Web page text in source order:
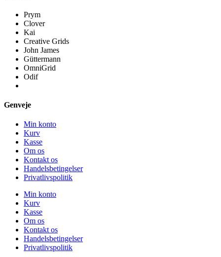
Prym
Clover
Kai
Creative Grids
John James
Güttermann
OmniGrid
Odif
Genveje
Min konto
Kurv
Kasse
Om os
Kontakt os
Handelsbetingelser
Privatlivspolitik
Min konto
Kurv
Kasse
Om os
Kontakt os
Handelsbetingelser
Privatlivspolitik